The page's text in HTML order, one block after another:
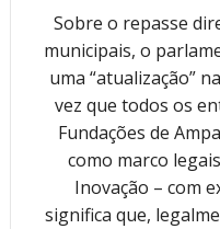
Sobre o repasse
municipais, o
uma “atualização”
vez que todos os
Fundações de
como marco
Inovação – com
significa que,